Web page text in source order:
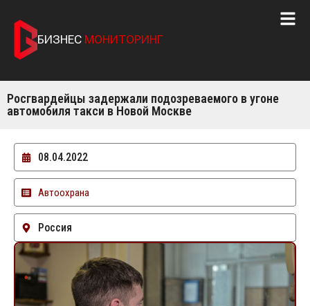
БИЗНЕС МОНИТОРИНГ
Росгвардейцы задержали подозреваемого в угоне
автомобиля такси в Новой Москве
08.04.2022
Автоохрана
Россия